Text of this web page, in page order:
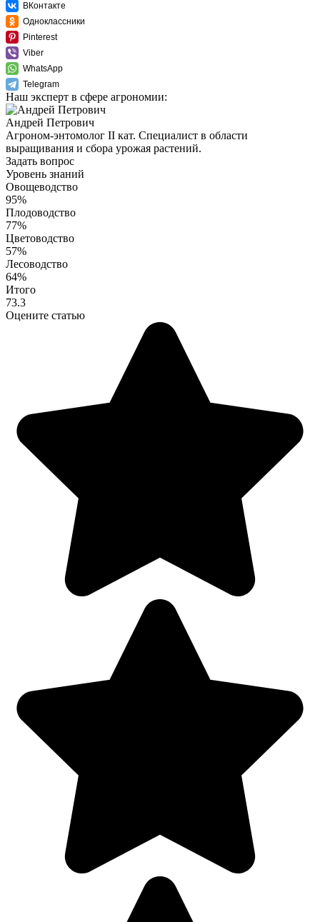
ВКонтакте
Одноклассники
Pinterest
Viber
WhatsApp
Telegram
Наш эксперт в сфере агрономии:
Андрей Петрович
Агроном-энтомолог II кат. Специалист в области
выращивания и сбора урожая растений.
Задать вопрос
Уровень знаний
Овощеводство
95%
Плодоводство
77%
Цветоводство
57%
Лесоводство
64%
Итого
73.3
Оцените статью